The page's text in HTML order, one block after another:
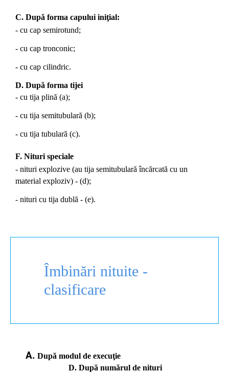
C. După forma capului iniţial:
- cu cap semirotund;
- cu cap tronconic;
- cu cap cilindric.
D. După forma tijei
- cu tija plină (a);
- cu tija semitubulară (b);
- cu tija tubulară (c).
F. Nituri speciale
- nituri explozive (au tija semitubulară încărcată cu un
material exploziv) - (d);
- nituri cu tija dublă - (e).
Îmbinări nituite -
clasificare
​​​​​A. După modul de execuţie
D. După numărul de nituri